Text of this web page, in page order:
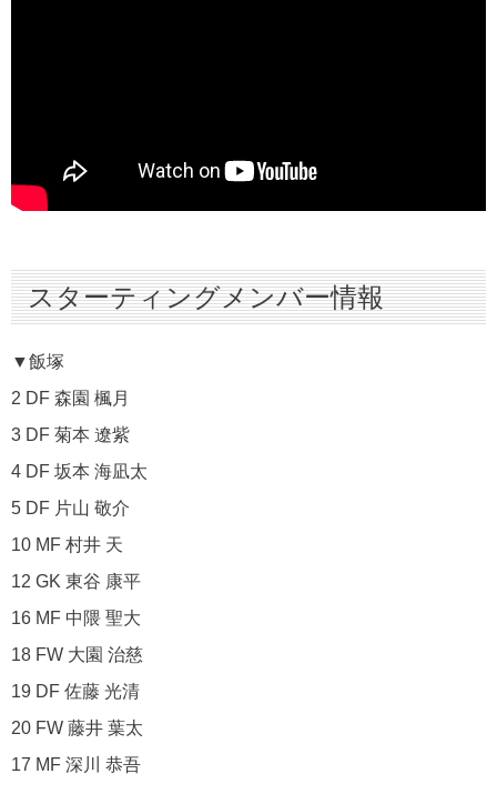
スターティングメンバー情報
▼飯塚
2 DF 森園 楓月
3 DF 菊本 遼紫
4 DF 坂本 海凪太
5 DF 片山 敬介
10 MF 村井 天
12 GK 東谷 康平
16 MF 中隈 聖大
18 FW 大園 治慈
19 DF 佐藤 光清
20 FW 藤井 葉太
17 MF 深川 恭吾